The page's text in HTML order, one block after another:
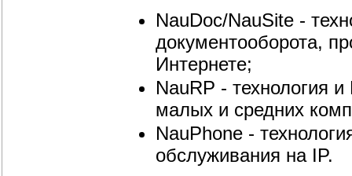
NauDoc/NauSite -
документооборота,
Интернете;
NauRP - технология
малых и средних
NauPhone -
обслуживания на IP.